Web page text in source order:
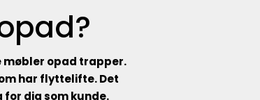
møbler opad trapper.
har flyttelifte. Det
dig som kunde.